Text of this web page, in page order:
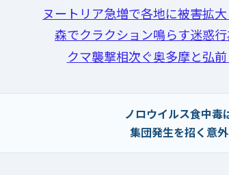
ヌートリア急増で各地に被害拡
森でクラクション鳴らす迷惑
クマ襲撃相次ぐ奥多摩と弘
ノロウイルス食中毒
集団発生を招く意